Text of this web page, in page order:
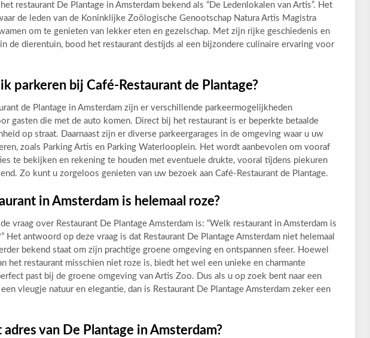
restaurant De Plantage in Amsterdam bekend als “De Ledenlokalen van Artis”. Het
de leden van de Koninklijke Zoölogische Genootschap Natura Artis Magistra
om te genieten van lekker eten en gezelschap. Met zijn rijke geschiedenis en
de dierentuin, bood het restaurant destijds al een bijzondere culinaire ervaring voor
parkeren bij Café-Restaurant de Plantage?
de Plantage in Amsterdam zijn er verschillende parkeermogelijkheden
gasten die met de auto komen. Direct bij het restaurant is er beperkte betaalde
op straat. Daarnaast zijn er diverse parkeergarages in de omgeving waar u uw
zoals Parking Artis en Parking Waterlooplein. Het wordt aanbevolen om vooraf
te bekijken en rekening te houden met eventuele drukte, vooral tijdens piekuren
Zo kunt u zorgeloos genieten van uw bezoek aan Café-Restaurant de Plantage.
in Amsterdam is helemaal roze?
vraag over Restaurant De Plantage Amsterdam is: “Welk restaurant in Amsterdam is
Het antwoord op deze vraag is dat Restaurant De Plantage Amsterdam niet helemaal
bekend staat om zijn prachtige groene omgeving en ontspannen sfeer. Hoewel
het restaurant misschien niet roze is, biedt het wel een unieke en charmante
past bij de groene omgeving van Artis Zoo. Dus als u op zoek bent naar een
vleugje natuur en elegantie, dan is Restaurant De Plantage Amsterdam zeker een
van De Plantage in Amsterdam?